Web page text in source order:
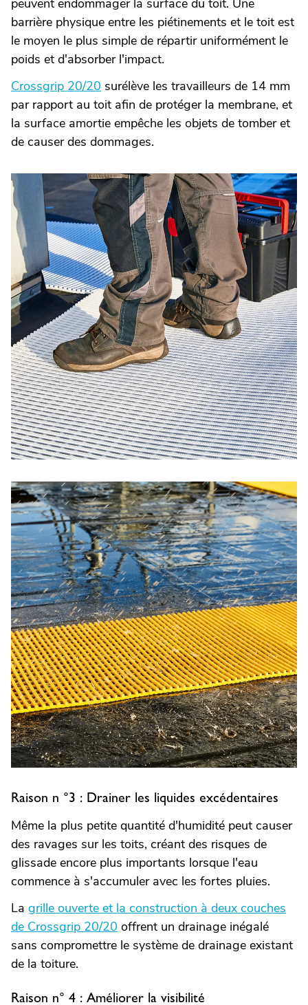
peuvent endommager la surface du toit. Une
barrière physique entre les piétinements et le toit est
le moyen le plus simple de répartir uniformément le
poids et d'absorber l'impact.
Crossgrip 20/20 surélève les travailleurs de 14 mm
par rapport au toit afin de protéger la membrane, et
la surface amortie empêche les objets de tomber et
de causer des dommages.
Raison n °3 : Drainer les liquides excédentaires
Même la plus petite quantité d'humidité peut causer
des ravages sur les toits, créant des risques de
glissade encore plus importants lorsque l'eau
commence à s'accumuler avec les fortes pluies.
La grille ouverte et la construction à deux couches
de Crossgrip 20/20 offrent un drainage inégalé
sans compromettre le système de drainage existant
de la toiture.
Raison n° 4 : Améliorer la visibilité